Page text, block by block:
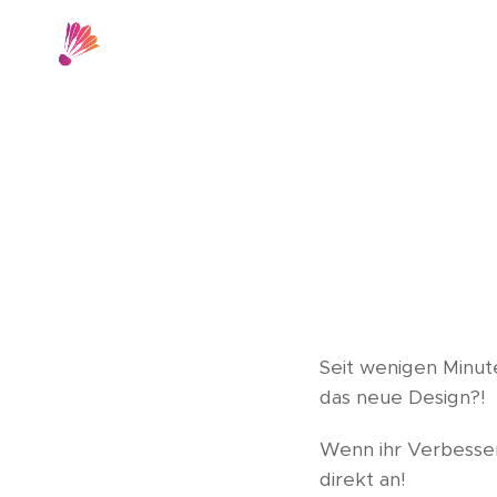
Seit wenigen
das neue Design?!
Wenn ihr
direkt an!